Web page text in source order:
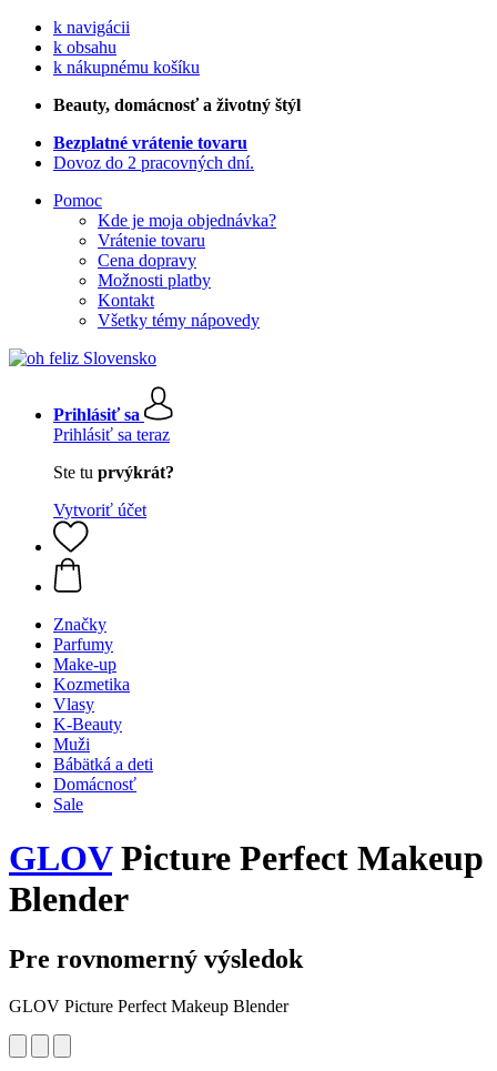
k navigácii
k obsahu
k nákupnému košíku
Beauty, domácnosť a životný štýl
Bezplatné vrátenie tovaru
Dovoz do 2 pracovných dní.
Pomoc
Kde je moja objednávka?
Vrátenie tovaru
Cena dopravy
Možnosti platby
Kontakt
Všetky témy nápovedy
Prihlásiť sa
Prihlásiť sa teraz
Ste tu prvýkrát?
Vytvoriť účet
Značky
Parfumy
Make-up
Kozmetika
Vlasy
K-Beauty
Muži
Bábätká a deti
Domácnosť
Sale
GLOVPicture Perfect Makeup
Blender
Pre rovnomerný výsledok
GLOV Picture Perfect Makeup Blender